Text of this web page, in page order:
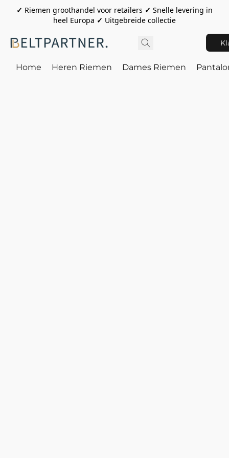
✓ Riemen groothandel voor retailers ✓ Snelle levering in
heel Europa ✓ Uitgebreide collectie
Home Heren Riemen Dames Riemen